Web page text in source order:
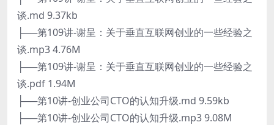
谈.md 9.37kb
├──第109讲-谢呈：关于垂直互联网创业的一些经验之
谈.mp3 4.76M
├──第109讲-谢呈：关于垂直互联网创业的一些经验之
谈.pdf 1.94M
├──第10讲-创业公司CTO的认知升级.md 9.59kb
├──第10讲-创业公司CTO的认知升级.mp3 9.08M